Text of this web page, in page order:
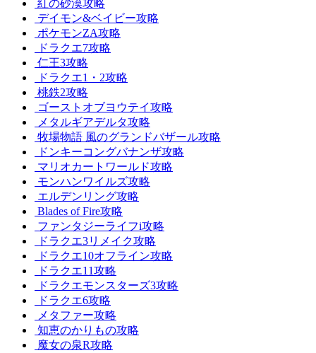
紅の砂漠攻略
デイモン&ベイビー攻略
ポケモンZA攻略
ドラクエ7攻略
仁王3攻略
ドラクエ1・2攻略
桃鉄2攻略
ゴーストオブヨウテイ攻略
メタルギアデルタ攻略
牧場物語 風のグランドバザール攻略
ドンキーコングバナンザ攻略
マリオカートワールド攻略
モンハンワイルズ攻略
エルデンリング攻略
Blades of Fire攻略
ファンタジーライフi攻略
ドラクエ3リメイク攻略
ドラクエ10オフライン攻略
ドラクエ11攻略
ドラクエモンスターズ3攻略
ドラクエ6攻略
メタファー攻略
知恵のかりもの攻略
魔女の泉R攻略